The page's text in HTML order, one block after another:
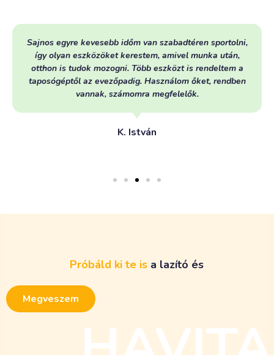
Sajnos egyre kevesebb időm van szabadtéren sportolni,
így olyan eszközöket kerestem, amivel munka után,
otthon is tudok mozogni. Több eszközt is rendeltem a
taposógéptől az evezőpadig. Használom őket, rendben
vannak, számomra megfelelők.
K. István
Próbáld ki te is a laz tó és nyú
Megveszem